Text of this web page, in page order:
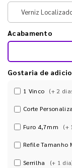
Verniz
Acabamento
Gostaria de
1 Vinco (+ 2
Corte
Furo 4,7mm (+
Refile Tamanho
Serrilha (+ 1